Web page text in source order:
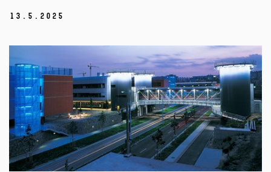
13. 5. 2025